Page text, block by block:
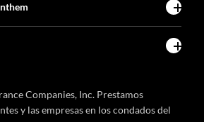
Companies, Inc. Prestamos
y las empresas en los condados del